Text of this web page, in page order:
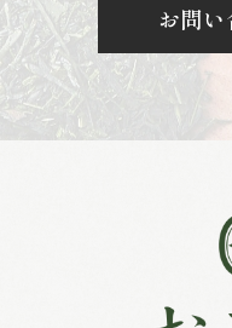
お問